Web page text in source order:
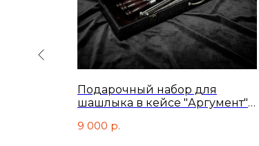
Подарочный набор для
шашлыка в кейсе "Аргумент"
9 000 р.